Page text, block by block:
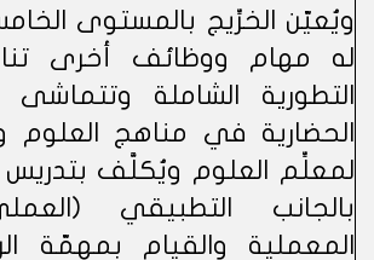
ويُعيّن الخرِّيج بالمستوى
له مهام ووظائف أخرى
التطورية الشاملة وتتماشى
الحضارية في مناهج العلوم
لمعلِّم العلوم ويُكلَّف
بالجانب التطبيقي
المعملية والقيام بمهمّة